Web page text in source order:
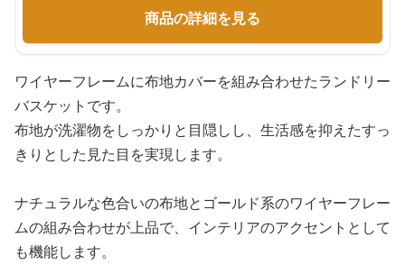
商品の詳細を見る
ワイヤーフレームに布地カバーを組み合わせたランドリー
バスケットです。
布地が洗濯物をしっかりと目隠しし、生活感を抑えたすっ
きりとした見た目を実現します。
ナチュラルな色合いの布地とゴールド系のワイヤーフレー
ムの組み合わせが上品で、インテリアのアクセントとして
も機能します。